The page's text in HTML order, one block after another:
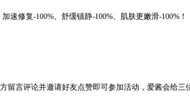
速修复-100%、舒缓镇静-100%、肌肤更嫩滑-100%！
言评论并邀请好友点赞即可参加活动，爱酱会给